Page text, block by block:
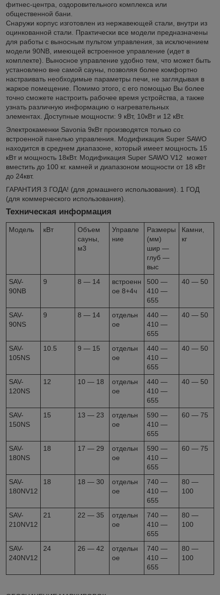
фитнес-центра, оздоровительного комплекса или
общественной бани.
Снаружи корпус изготовлен из нержавеющей стали, внутри из
оцинкованной стали. Практически все модели предназначены
для работы с выносным пультом управления, за исключением
модели 90NB, имеющей встроенное управление (идет в
комплекте). Выносное управление удобно тем, что может быть
установлено вне самой сауны, позволяя более комфортно
настраивать необходимые параметры печи, не заглядывая в
жаркое помещение. Помимо этого, с его помощью Вы более
точно сможете настроить рабочее время устройства, а также
узнать различную информацию о нагревательных
элементах. Доступные мощности: 9 кВт, 10кВт и 12 кВт.
Электрокаменки Savonia 9кВт производятся только со
встроенной панелью управления. Модификация Super SAWO
находится в среднем диапазоне, который имеет мощность 15
кВт и мощность 18кВт. Модификация Super SAWO V12 может
вместить до 100 кг. камней и диапазоном мощности от 18 кВт
до 24квт.
ГАРАНТИЯ 3 ГОДА! (для домашнего использования). 1 ГОД
(для коммерческого использования).
Техническая информация
Модель кВт
Объем
сауны,
м3
Управле
ние
Размеры
(мм)
шир —
глуб —
выс
Камни,
кг
SAV-
90NB
9 8 — 14
встроенн
ое 8+4ч
500 —
410 —
655
40 — 50
SAV-
90NS
9 8 — 14
отдельн
ое
440 —
410 —
655
40 — 50
SAV-
105NS
10.5 9 — 15
отдельн
ое
440 —
410 —
655
40 — 50
SAV-
120NS
12 10 — 18
отдельн
ое
440 —
410 —
655
40 — 50
SAV-
150NS
15 13 — 23
отдельн
ое
590 —
410 —
655
60 — 75
SAV-
180NS
18 17 — 29
отдельн
ое
590 —
410 —
655
60 — 75
SAV-
180NV12
18 18 — 30
отдельн
ое
740 —
410 —
655
80 —
100
SAV-
210NV12
21 22 — 35
отдельн
ое
740 —
410 —
655
80 —
100
SAV-
240NV12
24 26 — 42
отдельн
ое
740 —
410 —
655
80 —
100